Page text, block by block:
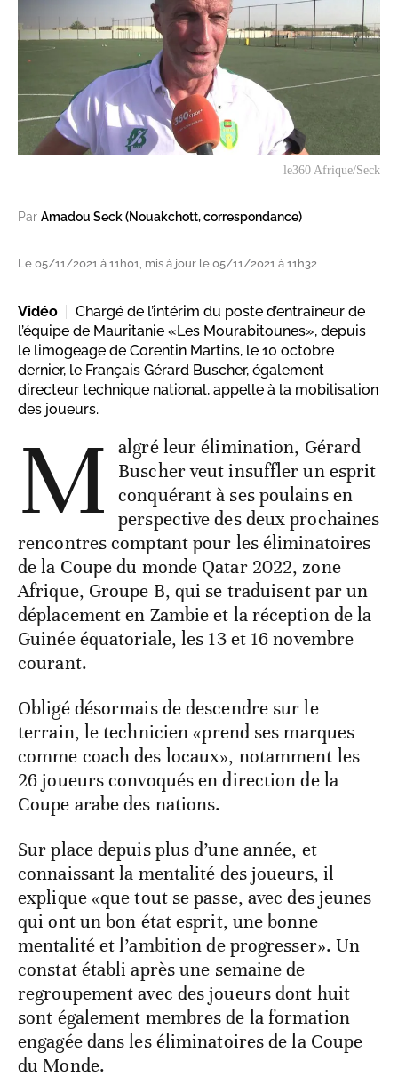
le360 Afrique/Seck
Par Amadou Seck (Nouakchott, correspondance)
Le 05/11/2021 à 11h01, mis à jour le 05/11/2021 à 11h32
Vidéo
Chargé de l’intérim du poste d’entraîneur de
l’équipe de Mauritanie «Les Mourabitounes», depuis
le limogeage de Corentin Martins, le 10 octobre
dernier, le Français Gérard Buscher, également
directeur technique national, appelle à la mobilisation
des joueurs.
M
algré leur élimination, Gérard
Buscher veut insuffler un esprit
conquérant à ses poulains en
perspective des deux prochaines
rencontres comptant pour les éliminatoires
de la Coupe du monde Qatar 2022, zone
Afrique, Groupe B, qui se traduisent par un
déplacement en Zambie et la réception de la
Guinée équatoriale, les 13 et 16 novembre
courant.
Obligé désormais de descendre sur le
terrain, le technicien «prend ses marques
comme coach des locaux», notamment les
26 joueurs convoqués en direction de la
Coupe arabe des nations.
Sur place depuis plus d’une année, et
connaissant la mentalité des joueurs, il
explique «que tout se passe, avec des jeunes
qui ont un bon état esprit, une bonne
mentalité et l’ambition de progresser». Un
constat établi après une semaine de
regroupement avec des joueurs dont huit
sont également membres de la formation
engagée dans les éliminatoires de la Coupe
du Monde.